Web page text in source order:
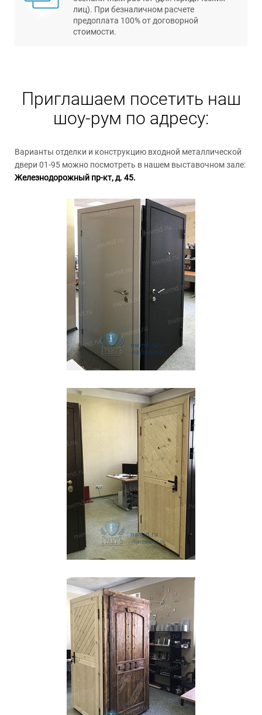
лиц). При безналичном расчете
предоплата 100% от договорной
стоимости.
Приглашаем посетить наш
шоу-рум по адресу:
Варианты отделки и конструкцию входной металлической
двери 01-95 можно посмотреть в нашем выставочном зале:
Железнодорожный пр-кт, д. 45.